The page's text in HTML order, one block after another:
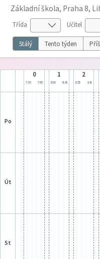
Základní škola, Praha 8,
Třída Učitel
Stálý Tento týden
0
7:00 7:45
1
8:00 8:45
2
8:55 9:40
po
út
st